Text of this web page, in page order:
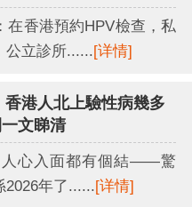
在香港預約HPV檢查，私
公立診所......[详情]
香港人北上驗性病幾多
文睇清
人心入面都有個結——驚
2026年了......[详情]